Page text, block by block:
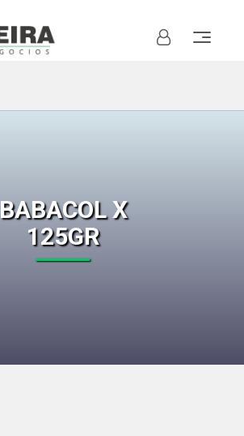
BABACOL X
125GR